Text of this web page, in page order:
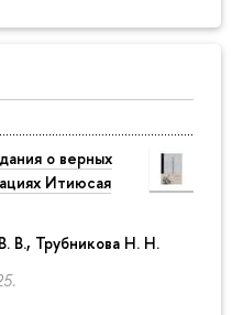
о верных
Итиюсая
В., Трубникова Н. Н.